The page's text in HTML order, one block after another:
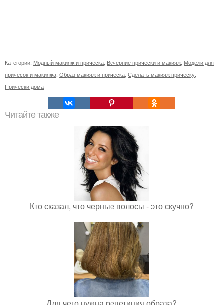
Категории: Модный макияж и прическа Вечерние прически и макияж Модели для
причесок и макияжа Образ макияж и прическа Сделать макияж прическу
Прически дома
Читайте также
Кто сказал, что черные волосы - это скучно?